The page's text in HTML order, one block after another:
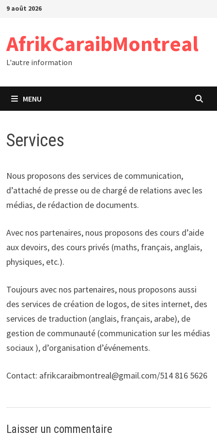
Passer
9 août 2026
AfrikCaraibMontreal
L'autre information
MENU
Services
Nous proposons des services de communication,
d’attaché de presse ou de chargé de relations avec les
médias, de rédaction de documents.
Avec nos partenaires, nous proposons des cours d’aide
aux devoirs, des cours privés (maths, français, anglais,
physiques, etc.).
Toujours avec nos partenaires, nous proposons aussi
des services de création de logos, de sites internet, des
services de traduction (anglais, français, arabe), de
gestion de communauté (communication sur les médias
sociaux ), d’organisation d’événements.
Contact: afrikcaraibmontreal@gmail.com/514 816 5626
Laisser un commentaire